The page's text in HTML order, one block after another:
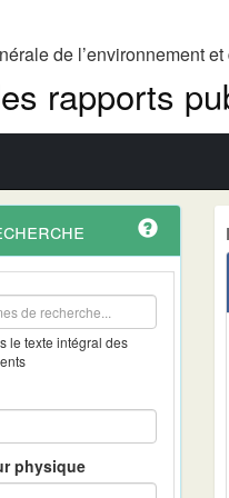
de l’environnement
rapports
le texte intégral des
physique